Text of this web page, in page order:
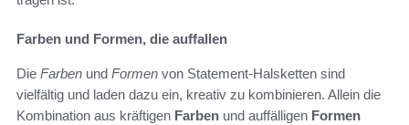
Farben und Formen, die auffallen
Die Farben und Formen von Statement-Halsketten sind
vielfältig und laden dazu ein, kreativ zu kombinieren. Allein die
Kombination aus kräftigen Farben und auffälligen Formen